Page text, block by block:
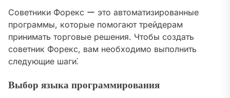
Советники Форекс ー это автоматизированные
программы, которые помогают трейдерам
принимать торговые решения. Чтобы создать
советник Форекс, вам необходимо выполнить
следующие шаги⁚
Выбор языка программирования